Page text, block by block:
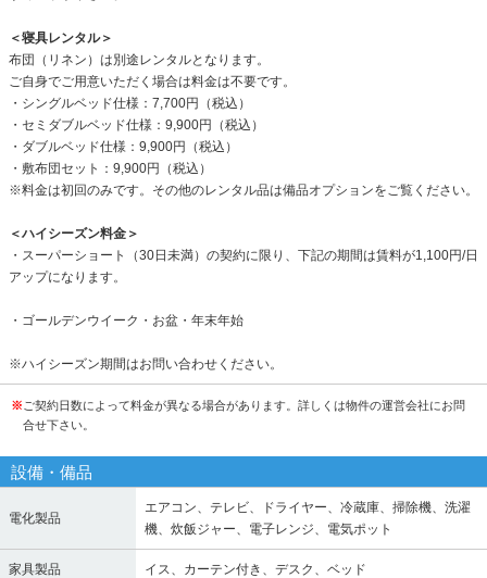
＜寝具レンタル＞
布団（リネン）は別途レンタルとなります。
ご自身でご用意いただく場合は料金は不要です。
・シングルベッド仕様：7,700円（税込）
・セミダブルベッド仕様：9,900円（税込）
・ダブルベッド仕様：9,900円（税込）
・敷布団セット：9,900円（税込）
※料金は初回のみです。その他のレンタル品は備品オプションをご覧ください。
＜ハイシーズン料金＞
・スーパーショート（30日未満）の契約に限り、下記の期間は賃料が1,100円/日
アップになります。
・ゴールデンウイーク・お盆・年末年始
※ハイシーズン期間はお問い合わせください。
※ ご契約日数によって料金が異なる場合があります。詳しくは物件の運営会社にお問
合せ下さい。
設備・備品
電化製品
エアコン、テレビ、ドライヤー、冷蔵庫、掃除機、洗濯
機、炊飯ジャー、電子レンジ、電気ポット
家具製品 イス、カーテン付き、デスク、ベッド